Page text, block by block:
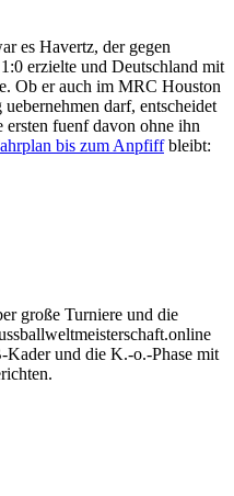
es Havertz, der gegen
erzielte und Deutschland mit
Ob er auch im MRC Houston
darf, entscheidet
ersten fuenf davon ohne ihn
bis zum Anpfiffbleibt:
große Turniere und die
und die K.-o.-Phase mit